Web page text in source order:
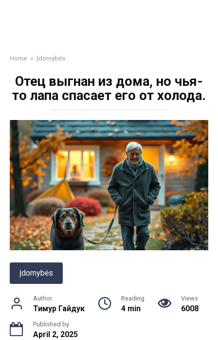
Home » Įdomybės
Отец выгнан из дома, но чья-
то лапа спасает его от холода.
Įdomybės
Author
Тимур Гайдук
Reading
4 min
Views
6008
Published by
April 2, 2025